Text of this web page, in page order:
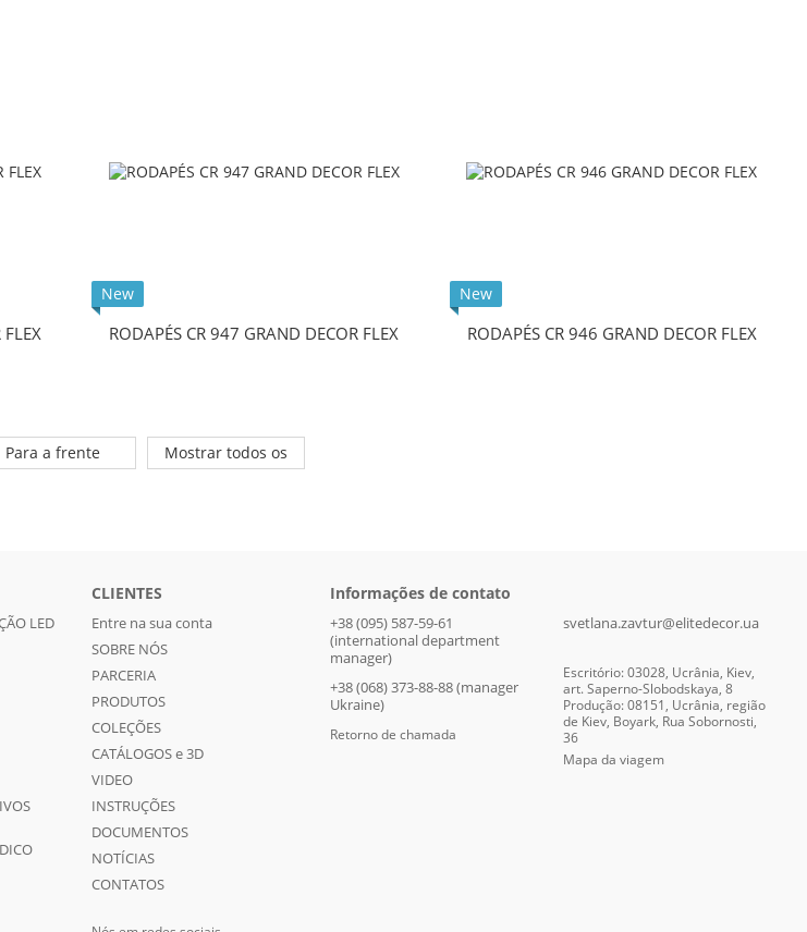
New
RODAPÉS CR 947 GRAND DECOR FLEX
New
RODAPÉS CR 946 GRAND DECOR FLEX
Para a frente Mostrar todos os
LED
CLIENTES
Entre na sua conta
SOBRE NÓS
PARCERIA
PRODUTOS
COLEÇÕES
CATÁLOGOS e 3D
VIDEO
INSTRUÇÕES
DOCUMENTOS
NOTÍCIAS
CONTATOS
Informações de contato
+38 (095) 587-59-61
(international department
manager)
+38 (068) 373-88-88 (manager
Ukraine)
Retorno de chamada
svetlana.zavtur@elitedecor.ua
Escritório: 03028, Ucrânia, Kiev,
art. Saperno-Slobodskaya, 8
Produção: 08151, Ucrânia, região
de Kiev, Boyark, Rua Sobornosti,
36
Mapa da viagem